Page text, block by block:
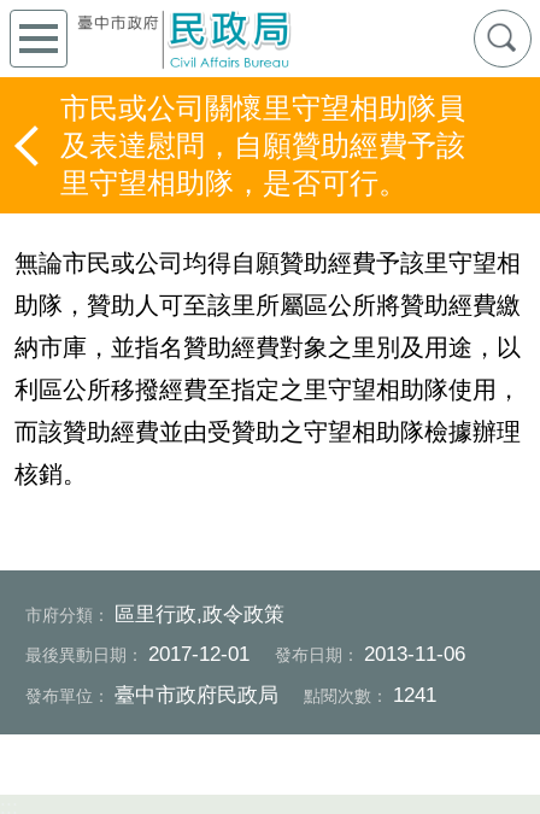
市民或公司關懷里守望相助隊員
及表達慰問，自願贊助經費予該
里守望相助隊，是否可行。
無論市民或公司均得自願贊助經費予該里守望相
助隊，贊助人可至該里所屬區公所將贊助經費繳
納市庫，並指名贊助經費對象之里別及用途，以
利區公所移撥經費至指定之里守望相助隊使用，
而該贊助經費並由受贊助之守望相助隊檢據辦理
核銷。
市府分類： 區里行政,政令政策
最後異動日期： 2017-12-01 發布日期： 2013-11-06
發布單位： 臺中市政府民政局 點閱次數： 1241